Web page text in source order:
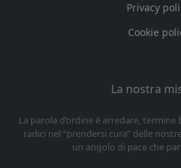
Privacy
Cookie
La nostra
La parola d’ordine è arredare,
radici nel “prendersi cura” delle
un angolo di pace che